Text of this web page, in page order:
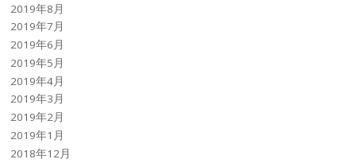
2019年8月
2019年7月
2019年6月
2019年5月
2019年4月
2019年3月
2019年2月
2019年1月
2018年12月